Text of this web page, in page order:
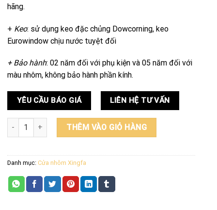
hãng.
+ Keo: sử dụng keo đặc chủng Dowcorning, keo
Eurowindow chịu nước tuyệt đối
+ Bảo hành: 02 năm đối với phụ kiện và 05 năm đối với
màu nhôm, không bảo hành phần kính.
YÊU CẦU BÁO GIÁ LIÊN HỆ TƯ VẤN
Cửa đi mở trượt 2 cánh nhôm Xingfa số lượng
THÊM VÀO GIỎ HÀNG
Danh mục: Cửa nhôm Xingfa